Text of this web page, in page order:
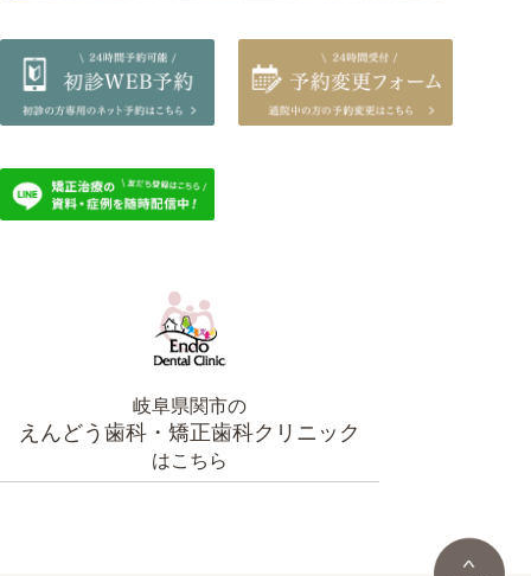
岐阜県関市の
えんどう歯科・矯正歯科クリニック
はこちら